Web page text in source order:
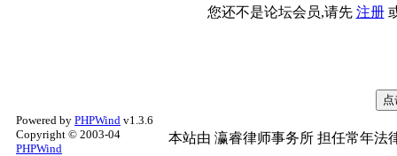
您还不是论坛会员,请先 注册
Powered by PHPWind v1.3.6
Copyright © 2003-04
PHPWind
本站由 瀛睿律师事务所 担任常年法